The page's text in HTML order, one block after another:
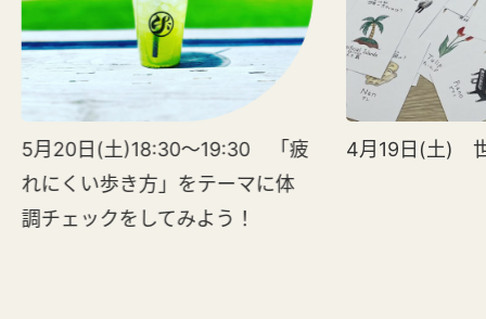
5月20日(土)18:30～19:30 「疲
れにくい歩き方」をテーマに体
調チェックをしてみよう！
4月19日(土)